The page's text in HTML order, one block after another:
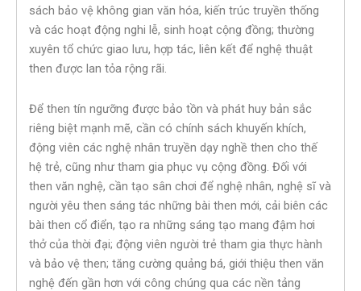
sách bảo vệ không gian văn hóa, kiến trúc truyền thống
và các hoạt động nghi lễ, sinh hoạt cộng đồng; thường
xuyên tổ chức giao lưu, hợp tác, liên kết để nghệ thuật
then được lan tỏa rộng rãi.
Để then tín ngưỡng được bảo tồn và phát huy bản sắc
riêng biệt mạnh mẽ, cần có chính sách khuyến khích,
động viên các nghệ nhân truyền dạy nghề then cho thế
hệ trẻ, cũng như tham gia phục vụ cộng đồng. Đối với
then văn nghệ, cần tạo sân chơi để nghệ nhân, nghệ sĩ và
người yêu then sáng tác những bài then mới, cải biên các
bài then cổ điển, tạo ra những sáng tạo mang đậm hơi
thở của thời đại; động viên người trẻ tham gia thực hành
và bảo vệ then; tăng cường quảng bá, giới thiệu then văn
nghệ đến gần hơn với công chúng qua các nền tảng